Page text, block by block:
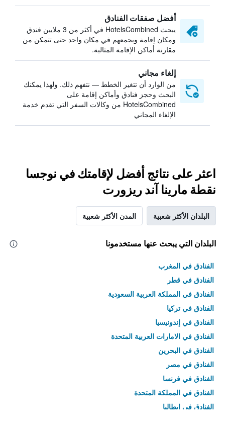
أفضل صفقات الفنادق
يبحث HotelsCombined في أكثر من 3 ملايين فندق
ومكان إقامة ويجمعهم في مكان واحد حتى تتمكن من
مقارنة أماكن الإقامة المثالية.
إلغاء مجاني
من الوارد أن تتغير الخطط — نتفهم ذلك. ولهذا يمكنك
البحث وحجز فنادق وأماكن إقامة على
HotelsCombined من وكالات السفر التي تقدم خدمة
الإلغاء المجاني
اعثر على نتائج أفضل لإقامتك في نوجسا
نقطة مارينا آند ريزورت
البلدان الأكثر شعبية المدن الأكثر شعبية
البلدان التي يبحث عنها مستخدمونا
الفنادق في المغرب
الفنادق في قطر
الفنادق في المملكة العربية السعودية
الفنادق في تركيا
الفنادق في إندونيسيا
الفنادق في الامارات العربية المتحدة
الفنادق في البحرين
الفنادق في مصر
الفنادق في فرنسا
الفنادق في المملكة المتحدة
الفنادق في إيطاليا